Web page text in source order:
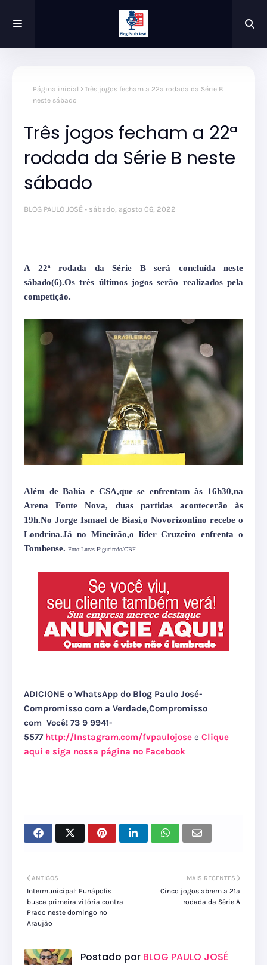
Página inicial
Três jogos fecham a 22ª rodada da Série B
neste sábado
Três jogos fecham a 22ª
rodada da Série B neste
sábado
BLOG PAULO JOSÉ sábado, agosto 06, 2022
A 22ª rodada da Série B será concluída neste
sábado(6).Os três últimos jogos serão realizados pela
competição.
Além de Bahia e CSA,que se enfrentam às 16h30,na
Arena Fonte Nova, duas partidas acontecerão às
19h.No Jorge Ismael de Biasi,o Novorizontino recebe o
Londrina.Já no Mineirão,o líder Cruzeiro enfrenta o
Tombense. Foto:Lucas Figueiredo/CBF
ADICIONE o WhatsApp do Blog Paulo José-
Compromisso com a Verdade,Compromisso
com Você! 73 9 9941-
5577 http://Instagram.com/fvpaulojose e Clique
aqui e siga nossa página no Facebook
MAIS RECENTES
Cinco jogos abrem a 21ª
rodada da Série A
ANTIGOS
Intermunicipal: Eunápolis
busca primeira vitória contra
Prado neste domingo no
Araujão
Postado por BLOG PAULO JOSÉ